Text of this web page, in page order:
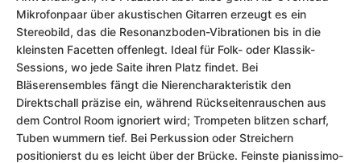
Mikrofonpaar über akustischen Gitarren erzeugt es ein
Stereobild, das die Resonanzboden-Vibrationen bis in die
kleinsten Facetten offenlegt. Ideal für Folk- oder Klassik-
Sessions, wo jede Saite ihren Platz findet. Bei
Bläserensembles fängt die Nierencharakteristik den
Direktschall präzise ein, während Rückseitenrauschen aus
dem Control Room ignoriert wird; Trompeten blitzen scharf,
Tuben wummern tief. Bei Perkussion oder Streichern
positionierst du es leicht über der Brücke. Feinste pianissimo-